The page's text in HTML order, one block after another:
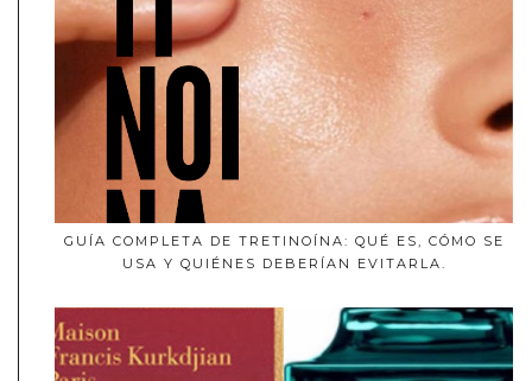
GUÍA COMPLETA DE TRETINOÍNA: QUÉ ES, CÓMO SE
USA Y QUIÉNES DEBERÍAN EVITARLA.